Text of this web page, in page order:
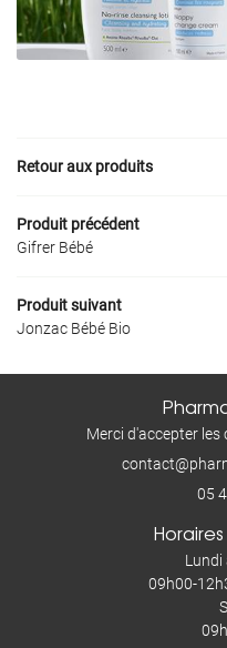
& ORTHOPÉDIQUE
BIEN-ÊTRE
AVIS
ACTUALITÉS
Retour aux produits
Produit précédent
Gifrer Bébé
Produit suivant
Jonzac Bébé Bio
Merci d'accepter les
05
Lundi
09h00-